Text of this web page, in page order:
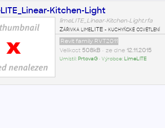
Kitchen-Light
limeLITE_Linear-Kitchen-Light.rfa
Zářivka limeLITE - kuchyňské osvětlení
Revit family RVT2011
Velikost 508kB• ze dne 12.11.2015
Umístil: PrtovaG• Výrobce: LimeLITE